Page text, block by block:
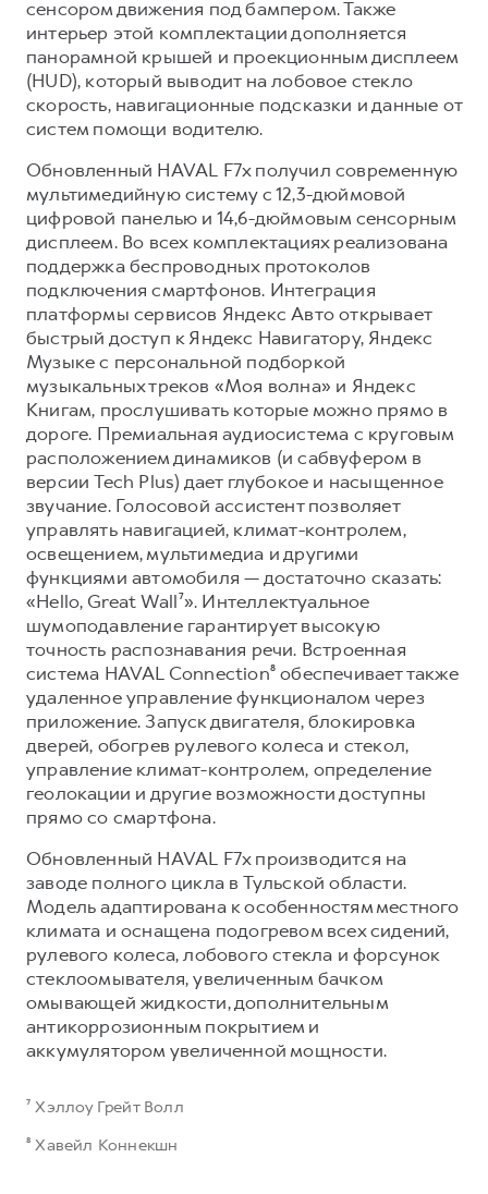
сенсором движения под бампером. Также
интерьер этой комплектации дополняется
панорамной крышей и проекционным дисплеем
(HUD), который выводит на лобовое стекло
скорость, навигационные подсказки и данные от
систем помощи водителю.
Обновленный HAVAL F7x получил современную
мультимедийную систему с 12,3-дюймовой
цифровой панелью и 14,6-дюймовым сенсорным
дисплеем. Во всех комплектациях реализована
поддержка беспроводных протоколов
подключения смартфонов. Интеграция
платформы сервисов Яндекс Авто открывает
быстрый доступ к Яндекс Навигатору, Яндекс
Музыке с персональной подборкой
музыкальных треков «Моя волна» и Яндекс
Книгам, прослушивать которые можно прямо в
дороге. Премиальная аудиосистема с круговым
расположением динамиков (и сабвуфером в
версии Tech Plus) дает глубокое и насыщенное
звучание. Голосовой ассистент позволяет
управлять навигацией, климат-контролем,
освещением, мультимедиа и другими
функциями автомобиля — достаточно сказать:
«Hello, Great Wall⁷». Интеллектуальное
шумоподавление гарантирует высокую
точность распознавания речи. Встроенная
система HAVAL Connection⁸ обеспечивает также
удаленное управление функционалом через
приложение. Запуск двигателя, блокировка
дверей, обогрев рулевого колеса и стекол,
управление климат-контролем, определение
геолокации и другие возможности доступны
прямо со смартфона.
Обновленный HAVAL F7x производится на
заводе полного цикла в Тульской области.
Модель адаптирована к особенностям местного
климата и оснащена подогревом всех сидений,
рулевого колеса, лобового стекла и форсунок
стеклоомывателя, увеличенным бачком
омывающей жидкости, дополнительным
антикоррозионным покрытием и
аккумулятором увеличенной мощности.
⁷ Хэллоу Грейт Волл
⁸ Хавейл Коннекшн